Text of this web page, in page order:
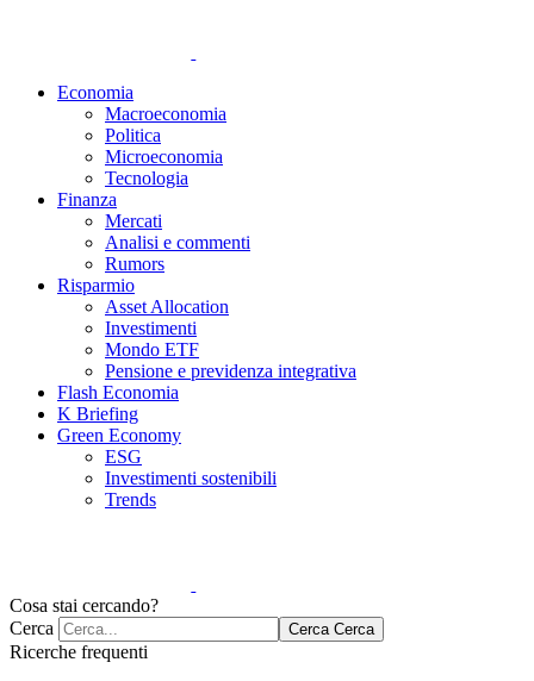
Economia
Macroeconomia
Politica
Microeconomia
Tecnologia
Finanza
Mercati
Analisi e commenti
Rumors
Risparmio
Asset Allocation
Investimenti
Mondo ETF
Pensione e previdenza integrativa
Flash Economia
K Briefing
Green Economy
ESG
Investimenti sostenibili
Trends
Cosa stai cercando?
Cerca
Cerca Cerca
Ricerche frequenti